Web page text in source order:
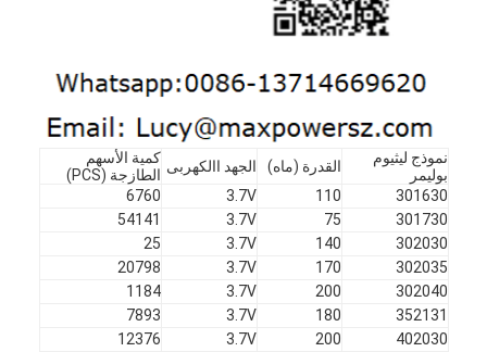
نموذج ليثيوم
بوليمر
القدرة (ماه) الجهد االكهربى كمية الأسهم
الطازجة (PCS)
301630
110
3.7V
6760
301730
75
3.7V
54141
302030
140
3.7V
25
302035
170
3.7V
20798
302040
200
3.7V
1184
352131
180
3.7V
7893
402030
200
3.7V
12376